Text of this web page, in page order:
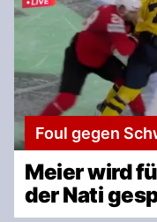
Foul gegen
Meier wird
der Nati